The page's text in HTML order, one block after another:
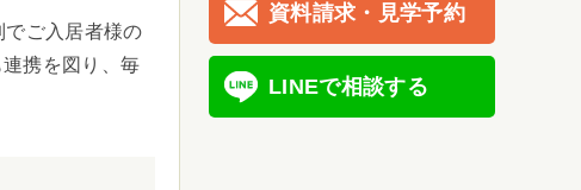
ご入居者様の
携を図り、毎
資料請求・見学予約
LINEで相談する